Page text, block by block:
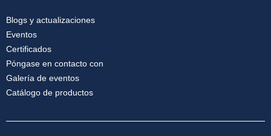
Blogs y actualizaciones
Eventos
Certificados
Póngase en contacto con
Galería de eventos
Catálogo de productos